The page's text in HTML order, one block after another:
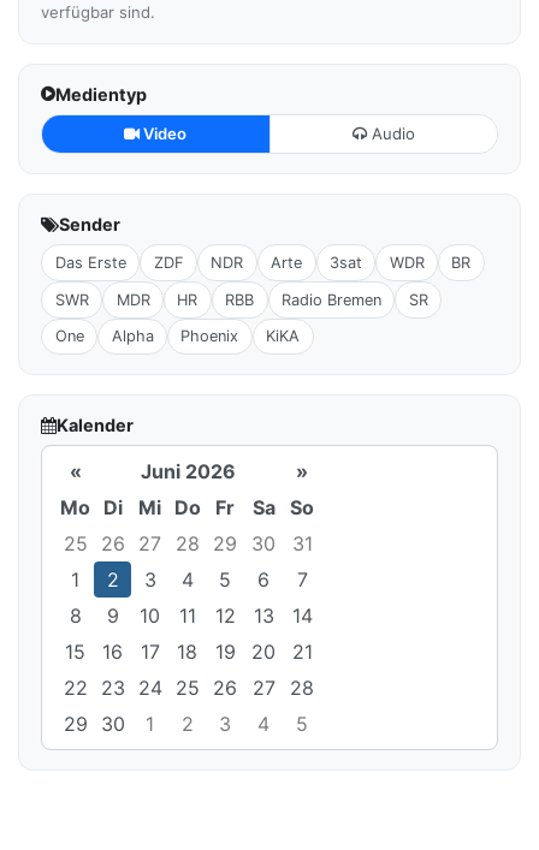
verfügbar sind.
Medientyp
Video Audio
Sender
Das Erste ZDF NDR Arte 3sat WDR BR
SWR MDR HR RBB Radio Bremen SR
One Alpha Phoenix KiKA
Kalender
« Juni 2026
»
Mo Di Mi Do Fr Sa
So
25
26 27 28 29 30
31
1
2 3 4 5 6
7
8
9 10 11 12 13
14
15
16 17 18 19 20
21
22
23 24 25 26 27
28
29
30 1 2 3 4 5